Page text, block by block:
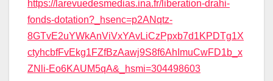
https://larevuedesmedias.ina.fr/liberation-drahi-
fonds-dotation?_hsenc=p2ANqtz-
8GTvE2uYWkAnViVxYAvLiCzPpxb7d1KPDTg1X
ctyhcbfFvEkg1FZfBzAawj9S8f6AhImuCwFD1b_x
ZNli-Eo6KAUM5qA&_hsmi=304498603